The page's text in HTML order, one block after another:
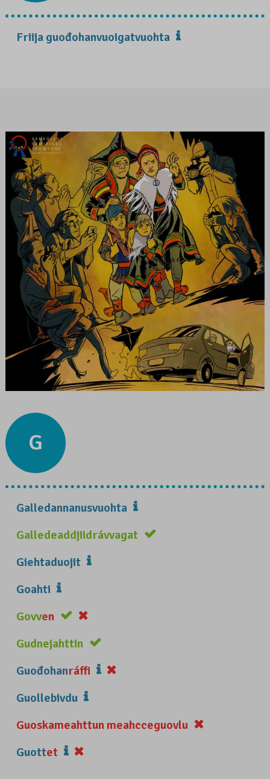
Friija guođohanvuoigatvuohta
G
Galledannanusvuohta
Galledeaddjiidrávvagat
Giehtaduojit
Goahti
Govven
Gudnejahttin
Guođohanráffi
Guollebivdu
Guoskameahttun meahcceguovlu
Guottet